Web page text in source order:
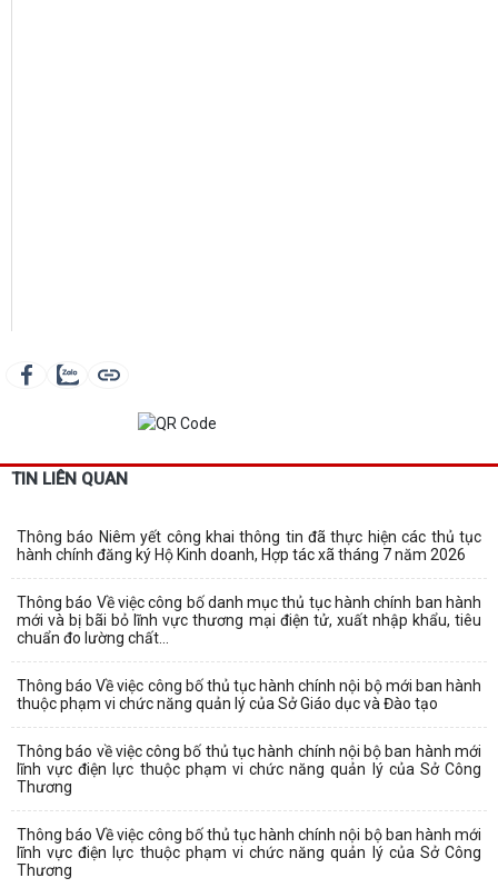
TIN LIÊN QUAN
Thông báo Niêm yết công khai thông tin đã thực hiện các thủ tục
hành chính đăng ký Hộ Kinh doanh, Hợp tác xã tháng 7 năm 2026
Thông báo Về việc công bố danh mục thủ tục hành chính ban hành
mới và bị bãi bỏ lĩnh vực thương mại điện tử, xuất nhập khẩu, tiêu
chuẩn đo lường chất...
Thông báo Về việc công bố thủ tục hành chính nội bộ mới ban hành
thuộc phạm vi chức năng quản lý của Sở Giáo dục và Đào tạo
Thông báo về việc công bố thủ tục hành chính nội bộ ban hành mới
lĩnh vực điện lực thuộc phạm vi chức năng quản lý của Sở Công
Thương
Thông báo Về việc công bố thủ tục hành chính nội bộ ban hành mới
lĩnh vực điện lực thuộc phạm vi chức năng quản lý của Sở Công
Thương